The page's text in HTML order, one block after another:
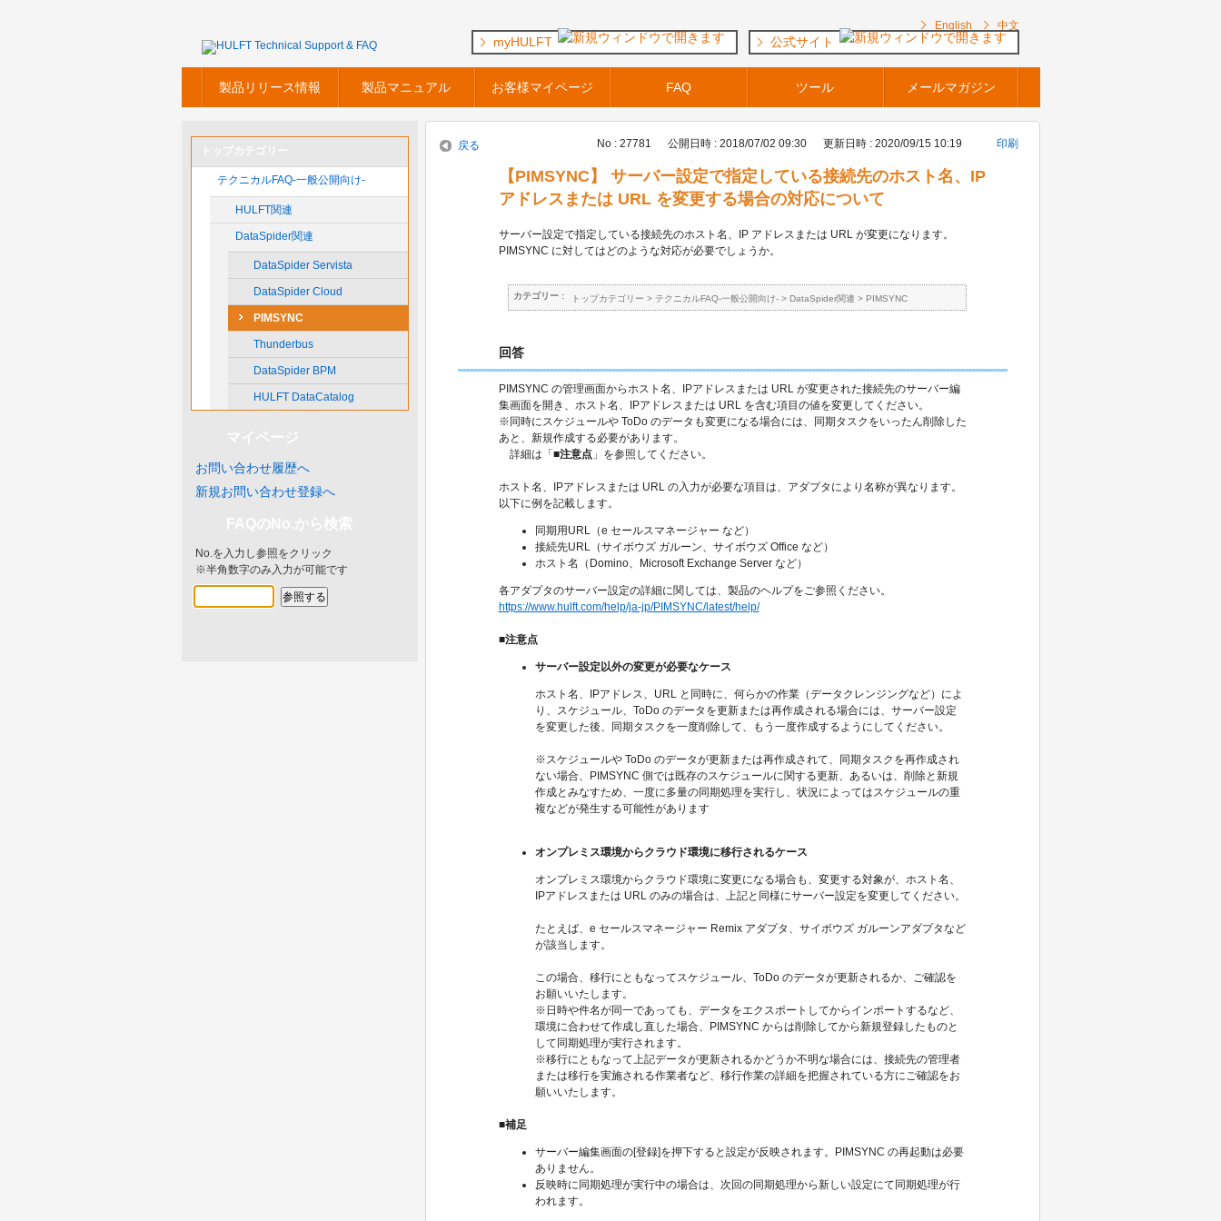
English 中文
製品リリース情報 製品マニュアル お客様マイページ FAQ ツール メールマガジン
myHULFT 公式サイト
テクニカルFAQ-一般公開向け-
HULFT関連
DataSpider関連
DataSpider Servista
DataSpider Cloud
PIMSYNC
Thunderbus
DataSpider BPM
HULFT DataCatalog
お問い合わせ履歴へ
新規お問い合わせ登録へ
No.を入力し参照をクリック
※半角数字のみ入力が可能です
戻る No : 27781 公開日時 : 2018/07/02 09:30 更新日時 : 2020/09/15 10:19 印刷
【PIMSYNC】 サーバー設定で指定している接続先のホスト名、IP
アドレスまたは URL を変更する場合の対応について
サーバー設定で指定している接続先のホスト名、IP アドレスまたは URL が変更になります。
PIMSYNC に対してはどのような対応が必要でしょうか。
カテゴリー : トップカテゴリー > テクニカルFAQ-一般公開向け-> DataSpider関連 > PIMSYNC
回答
PIMSYNC の管理画面からホスト名、IPアドレスまたは URL が変更された接続先のサーバー編
集画面を開き、ホスト名、IPアドレスまたは URL を含む項目の値を変更してください。
※同時にスケジュールや ToDo のデータも変更になる場合には、同期タスクをいったん削除した
あと、新規作成する必要があります。
詳細は「 ■注意点」を参照してください。
ホスト名、IPアドレスまたは URL の入力が必要な項目は、アダプタにより名称が異なります。
以下に例を記載します。
同期用URL（e セールスマネージャー など）
接続先URL（サイボウズ ガルーン、サイボウズ Office など）
ホスト名（Domino、Microsoft Exchange Server など）
各アダプタのサーバー設定の詳細に関しては、製品のヘルプをご参照ください。
https://www.hulft.com/help/ja-jp/PIMSYNC/latest/help/
■注意点
サーバー設定以外の変更が必要なケース
ホスト名、IPアドレス、URL と同時に、何らかの作業（データクレンジングなど）によ
り、スケジュール、ToDo のデータを更新または再作成される場合には、サーバー設定
を変更した後、同期タスクを一度削除して、もう一度作成するようにしてください。
※スケジュールや ToDo のデータが更新または再作成されて、同期タスクを再作成され
ない場合、PIMSYNC 側では既存のスケジュールに関する更新、あるいは、削除と新規
作成とみなすため、一度に多量の同期処理を実行し、状況によってはスケジュールの重
複などが発生する可能性があります
オンプレミス環境からクラウド環境に移行されるケース
オンプレミス環境からクラウド環境に変更になる場合も、変更する対象が、ホスト名、
IPアドレスまたは URL のみの場合は、上記と同様にサーバー設定を変更してください。
たとえば、e セールスマネージャー Remix アダプタ、サイボウズ ガルーンアダプタなど
が該当します。
この場合、移行にともなってスケジュール、ToDo のデータが更新されるか、ご確認を
お願いいたします。
※日時や件名が同一であっても、データをエクスポートしてからインポートするなど、
環境に合わせて作成し直した場合、PIMSYNC からは削除してから新規登録したものと
して同期処理が実行されます。
※移行にともなって上記データが更新されるかどうか不明な場合には、接続先の管理者
または移行を実施される作業者など、移行作業の詳細を把握されている方にご確認をお
願いいたします。
■補足
サーバー編集画面の[登録]を押下すると設定が反映されます。PIMSYNC の再起動は必要
ありません。
反映時に同期処理が実行中の場合は、次回の同期処理から新しい設定にて同期処理が行
われます。